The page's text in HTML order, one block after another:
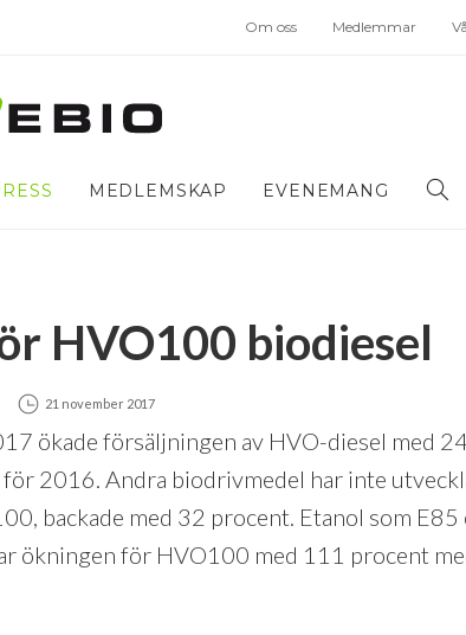
Om oss Medlemmar
MEDLEMSKAP EVENEMANG
HVO100 biodiesel
21 november 2017
ökade försäljningen av HVO-diesel med
2016. Andra biodrivmedel har inte
backade med 32 procent. Etanol som
ökningen för HVO100 med 111 procent